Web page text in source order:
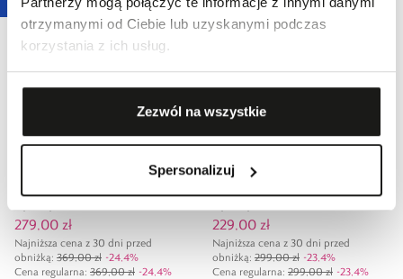
otrzymanymi od Ciebie lub uzyskanymi podczas
korzystania z ich usług.
Zezwól na wszystkie
Spersonalizuj
Bransoleta srebrna Kwiaty Nocy
279,00 zł
Najniższa cena z 30 dni przed
obniżką: 369,00 zł -24,4%
Cena regularna: 369,00 zł -24,4%
Pierścionek srebrny Kwiaty Nocy
229,00 zł
Najniższa cena z 30 dni przed
obniżką: 299,00 zł -23,4%
Cena regularna: 299,00 zł -23,4%